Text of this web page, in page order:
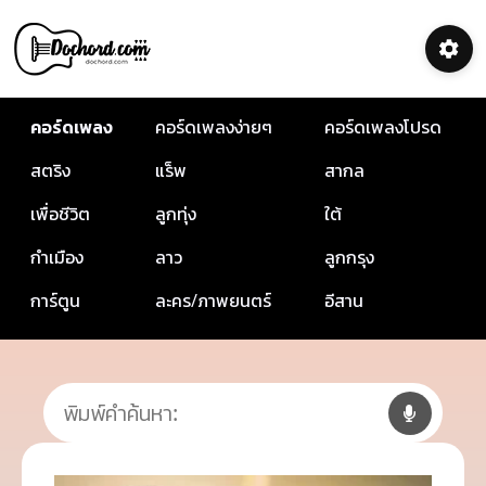
คอร์ดเพลง คอร์ดเพลงง่ายๆ
คอร์ดเพลงโปรด
สตริง
แร็พ
สากล
เพื่อชีวิต
ลูกทุ่ง
ใต้
กำเมือง
ลาว
ลูกกรุง
การ์ตูน
ละคร/ภาพยนตร์ อีสาน